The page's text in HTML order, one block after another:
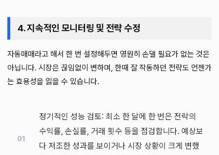
4. 지속적인 모니터링 및 전략 수정
자동매매라고 해서 한 번 설정해두면 영원히 손댈 필요가 없는 것은
아닙니다. 시장은 끊임없이 변하며, 한때 잘 작동하던 전략도 언젠가
는 효용성을 잃을 수 있습니다.
정기적인 성능 검토: 최소 한 달에 한 번은 전략의
수익률, 손실률, 거래 횟수 등을 점검합니다. 예상보
다 저조한 성과를 보이거나 시장 상황이 크게 변했